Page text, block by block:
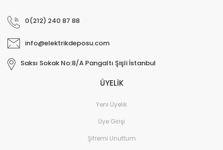
0(212) 240 87 88
info@elektrikdeposu.com
Saksı Sokak No:8/A Pangaltı Şişli İstanbul
ÜYELİK
Yeni Üyelik
Üye Girişi
Şifremi Unuttum